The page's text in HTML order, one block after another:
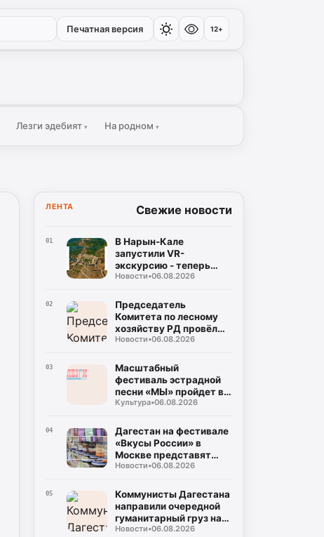
Печатная версия 12+
Лезги эдебият▾ На родном▾
ЛЕНТА Свежие новости
01
В Нарын-Кале
запустили VR-
экскурсию - теперь
историю можно не
прожить
Новости•06.08.2026
02
Председатель
Комитета по лесному
хозяйству РД провёл
приём граждан
Новости•06.08.2026
03
Масштабный
фестиваль эстрадной
песни «МЫ» пройдет в
Дагестане
Культура•06.08.2026
04
Дагестан на фестивале
«Вкусы России» в
Москве представят
пять агропредприятий
Новости•06.08.2026
05
Коммунисты Дагестана
направили очередной
гуманитарный груз на
Донбасс
Новости•06.08.2026